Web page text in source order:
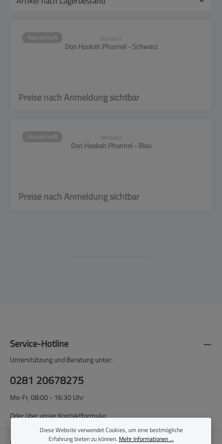
SW10652
Don Hookah Phunnel - Schwarz
Preise nach Anmeldung sichtbar
SW10655
Don Hookah Phunnel - Blau
Preise nach Anmeldung sichtbar
Service-Hotline
Unterstützung und Beratung unter:
0281 20678275
Mo-Fr, 08:00 - 16:30 Uhr
Oder über unserKontaktformular.
Diese Website verwendet Cookies, um eine bestmögliche
Erfahrung bieten zu können. Mehr Informationen ...